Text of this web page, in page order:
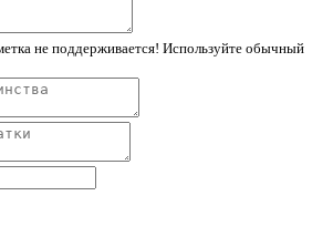
не поддерживается! Используйте обычный